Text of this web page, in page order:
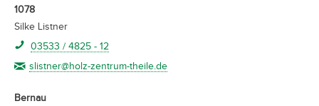
1078
Silke Listner
03533 / 4825 - 12
slistner@holz-zentrum-theile.de
Bernau